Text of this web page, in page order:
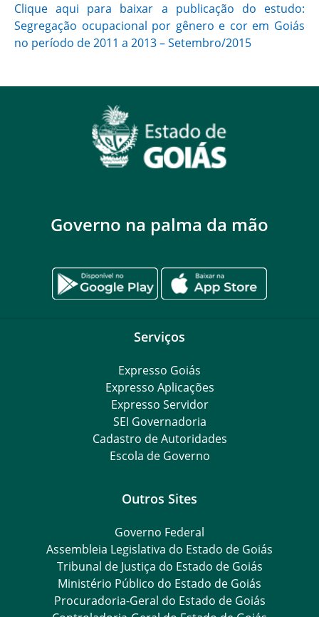
Clique aqui para baixar a publicação do estudo:
Segregação ocupacional por gênero e cor em Goiás
no período de 2011 a 2013 – Setembro/2015
Governo na palma da mão
Serviços
Expresso Goiás
Expresso Aplicações
Expresso Servidor
SEI Governadoria
Cadastro de Autoridades
Escola de Governo
Outros Sites
Governo Federal
Assembleia Legislativa do Estado de Goiás
Tribunal de Justiça do Estado de Goiás
Ministério Público do Estado de Goiás
Procuradoria-Geral do Estado de Goiás